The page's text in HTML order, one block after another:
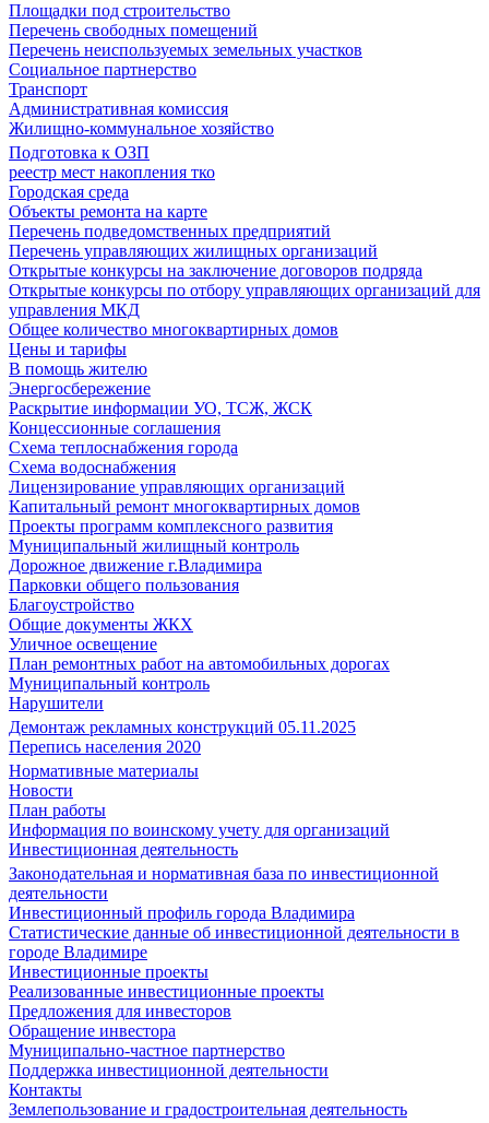
Площадки под строительство
Перечень свободных помещений
Перечень неиспользуемых земельных участков
Социальное партнерство
Транспорт
Административная комиссия
Жилищно-коммунальное хозяйство
Подготовка к ОЗП
реестр мест накопления тко
Городская среда
Объекты ремонта на карте
Перечень подведомственных предприятий
Перечень управляющих жилищных организаций
Открытые конкурсы на заключение договоров подряда
Открытые конкурсы по отбору управляющих организаций для
управления МКД
Общее количество многоквартирных домов
Цены и тарифы
В помощь жителю
Энергосбережение
Раскрытие информации УО, ТСЖ, ЖСК
Концессионные соглашения
Схема теплоснабжения города
Схема водоснабжения
Лицензирование управляющих организаций
Капитальный ремонт многоквартирных домов
Проекты программ комплексного развития
Муниципальный жилищный контроль
Дорожное движение г.Владимира
Парковки общего пользования
Благоустройство
Общие документы ЖКХ
Уличное освещение
План ремонтных работ на автомобильных дорогах
Муниципальный контроль
Нарушители
Демонтаж рекламных конструкций 05.11.2025
Перепись населения 2020
Нормативные материалы
Новости
План работы
Информация по воинскому учету для организаций
Инвестиционная деятельность
Законодательная и нормативная база по инвестиционной
деятельности
Инвестиционный профиль города Владимира
Статистические данные об инвестиционной деятельности в
городе Владимире
Инвестиционные проекты
Реализованные инвестиционные проекты
Предложения для инвесторов
Обращение инвестора
Муниципально-частное партнерство
Поддержка инвестиционной деятельности
Контакты
Землепользование и градостроительная деятельность